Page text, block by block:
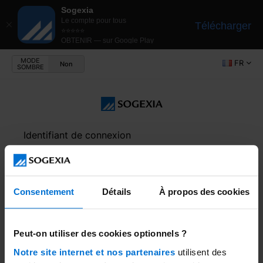
Sogexia
Le compte pour tous
⭐⭐⭐⭐⭐
OBTENIR — sur Google Play
Télécharger
Consentement Détails À propos des cookies
Peut-on utiliser des cookies optionnels ?
Notre site internet et nos partenaires utilisent des
MODE
SOMBRE Non FR
Identifiant de connexion
Mot de passe
Connexion